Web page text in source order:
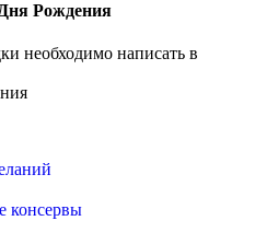
Рождения
необходимо написать в
консервы